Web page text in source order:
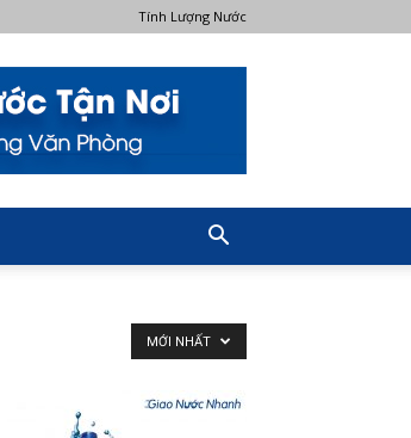
Tính Lượng Nước
MỚI NHẤT